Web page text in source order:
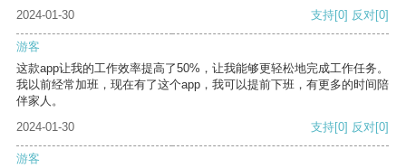
2024-01-30
支持[0] 反对[0]
游客
这款app让我的工作效率提高了50%，让我能够更轻松地完成工作任务。
我以前经常加班，现在有了这个app，我可以提前下班，有更多的时间陪
伴家人。
2024-01-30
支持[0] 反对[0]
游客